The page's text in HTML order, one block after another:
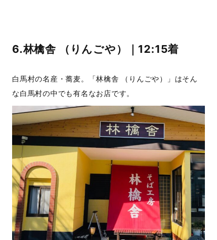
6.林檎舎 （りんごや）｜12:15着
白馬村の名産・蕎麦。「林檎舎 （りんごや）」はそん
な白馬村の中でも有名なお店です。